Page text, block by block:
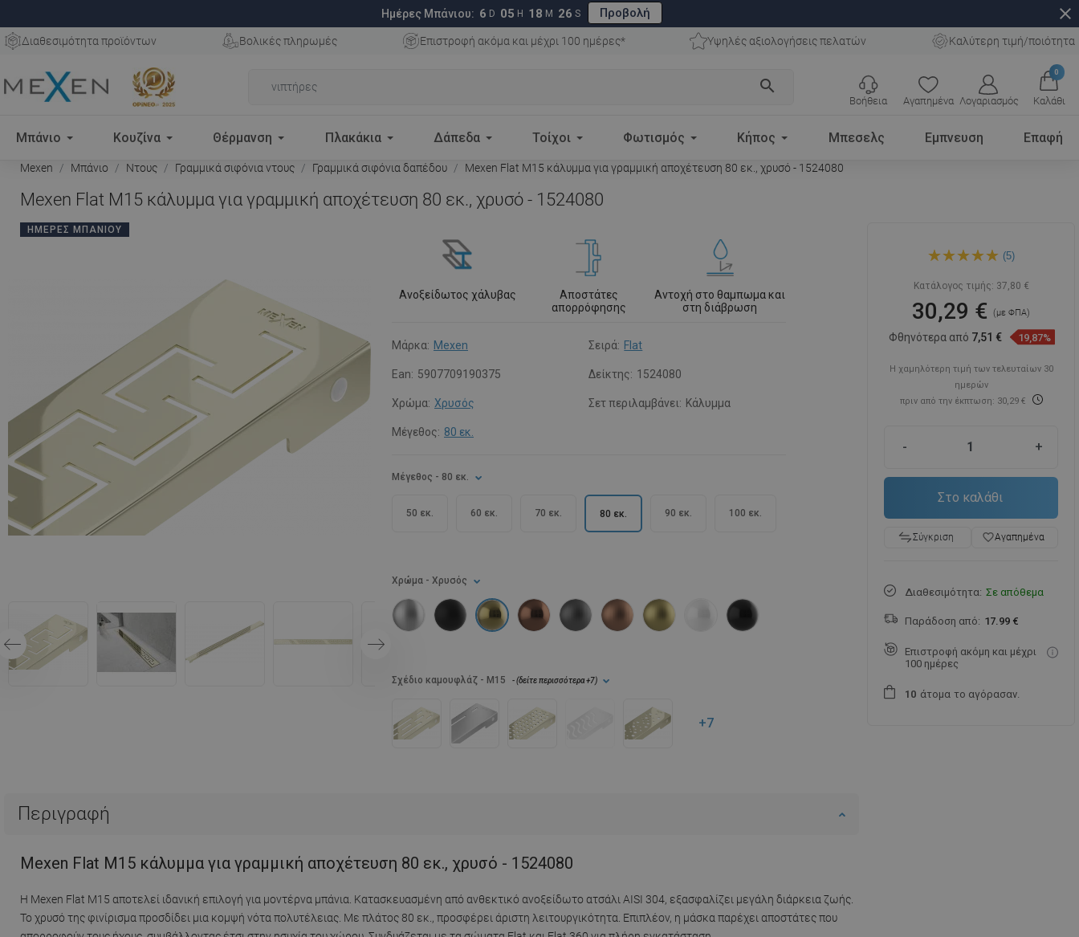
Ημέρες Μπάνιου: 6 D 05 H 18 M 25 S Προβολή close
Διαθεσιμότητα προϊόντων Βολικές πληρωμές Επιστροφή ακόμα και μέχρι 100 ημέρες* Υψηλές αξιολογήσεις πελατών Καλύτερη τιμή/ποιότητα
search
Αγαπημένα Λογαριασμός
0
Καλάθι
Βοήθεια
Μπάνιο Κουζίνα Θέρμανση Πλακάκια Δάπεδα Τοίχοι Φωτισμός Κήπος Μπεσελς Εμπνευση Επαφή
Mexen Μπάνιο Ντους Γραμμικά σιφόνια ντους Γραμμικά σιφόνια δαπέδου Mexen Flat M15 κάλυμμα για γραμμική αποχέτευση 80 εκ., χρυσό - 1524080
Mexen Flat M15 κάλυμμα για γραμμική αποχέτευση 80 εκ., χρυσό - 1524080
ΗΜΈΡΕΣ ΜΠΆΝΙΟΥ
Ανοξείδωτος χάλυβας
Αποστάτες
απορρόφησης
Αντοχή στο θαμπωμα και
στη διάβρωση
Μάρκα: Mexen Σειρά: Flat
Ean: 5907709190375 Δείκτης: 1524080
Χρώμα: Χρυσός Σετ περιλαμβάνει: Κάλυμμα
Μέγεθος: 80 εκ.
Μέγεθος - 80 εκ.
50 εκ. 60 εκ. 70 εκ. 80 εκ. 90 εκ. 100 εκ.
Χρώμα - Χρυσός
Σχέδιο καμουφλάζ - M15 - (δείτε περισσότερα+7)
+7
Περιγραφή
Mexen Flat M15 κάλυμμα για γραμμική αποχέτευση 80 εκ., χρυσό - 1524080
Η Mexen Flat M15 αποτελεί ιδανική επιλογή για μοντέρνα μπάνια. Κατασκευασμένη από ανθεκτικό ανοξείδωτο ατσάλι AISI 304, εξασφαλίζει μεγάλη διάρκεια ζωής.
Το χρυσό της φινίρισμα προσδίδει μια κομψή νότα πολυτέλειας. Με πλάτος 80 εκ., προσφέρει άριστη λειτουργικότητα. Επιπλέον, η μάσκα παρέχει αποστάτες που
γραμμική αποχέτευση 80
(5)
Κατάλογος τιμής: 37,80 €
30,29 €(με ΦΠΑ)
Φθηνότερα από 7,51 € 19,87%
Η χαμηλότερη τιμή των τελευταίων 30
ημερών
πριν από την έκπτωση: 30,29 €
- +
Στο καλάθι
Σύγκριση favorite_borderΑγαπημένα
Διαθεσιμότητα: Σε απόθεμα
Παράδοση από: 17.99 €
Επιστροφή ακόμη και μέχρι
100 ημέρες
1 0 άτομα το αγόρασαν.